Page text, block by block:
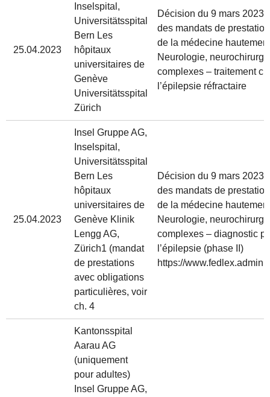
25.04.2023
Inselspital,
Universitätsspital
Bern Les
hôpitaux
universitaires de
Genève
Universitätsspital
Zürich
Décision du 9 mars 2023
des mandats de
de la médecine
Neurologie,
complexes – traitement
l’épilepsie réfractaire
25.04.2023
Insel Gruppe AG,
Inselspital,
Universitätsspital
Bern Les
hôpitaux
universitaires de
Genève Klinik
Lengg AG,
Zürich1 (mandat
de prestations
avec obligations
particulières, voir
ch. 4
Décision du 9 mars 2023
des mandats de
de la médecine
Neurologie,
complexes – diagnostic
l’épilepsie (phase II)
https://
Kantonsspital
Aarau AG
(uniquement
pour adultes)
Insel Gruppe AG,